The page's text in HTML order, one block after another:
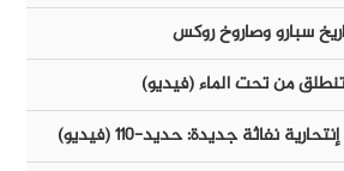
سبارو وصاروخ روكس
تنطلق من تحت الماء (فيديو)
نفاثة جديدة: حديد-١١٠ (فيديو)